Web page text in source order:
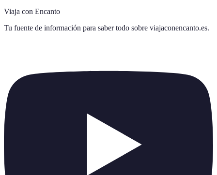
Viaja con Encanto
Tu fuente de información para saber todo sobre viajaconencanto.es.